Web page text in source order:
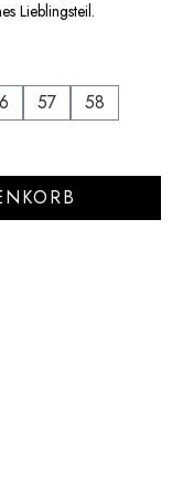
Lieblingsteil.
57
58
Wert ein